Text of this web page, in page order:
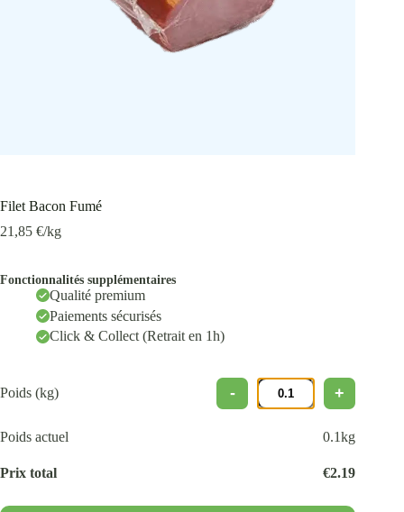
Filet Bacon Fumé
21,85 €/kg
Fonctionnalités supplémentaires
Qualité premium
Paiements sécurisés
Click & Collect (Retrait en 1h)
Poids (kg)
Poids actuel 0.1kg
Prix total €2.19